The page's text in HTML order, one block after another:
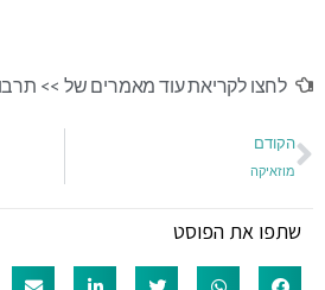
לחצו לקריאת עוד מאמרים של >>
הקודם
מוזאיקה
שתפו את הפוסט